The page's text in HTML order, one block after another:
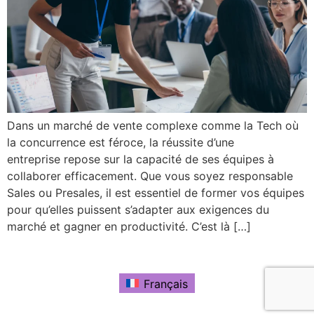
Dans un marché de vente complexe comme la Tech où
la concurrence est féroce, la réussite d’une
entreprise repose sur la capacité de ses équipes à
collaborer efficacement. Que vous soyez responsable
Sales ou Presales, il est essentiel de former vos équipes
pour qu’elles puissent s’adapter aux exigences du
marché et gagner en productivité. C’est là […]
Français